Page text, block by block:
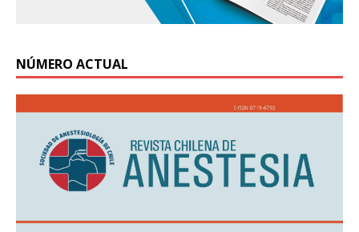
NÚMERO ACTUAL